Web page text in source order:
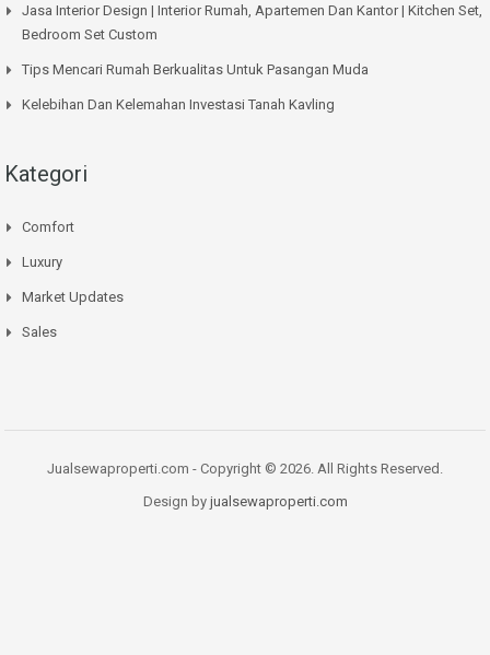
Jasa Interior Design | Interior Rumah, Apartemen Dan Kantor | Kitchen Set,
Bedroom Set Custom
Tips Mencari Rumah Berkualitas Untuk Pasangan Muda
Kelebihan Dan Kelemahan Investasi Tanah Kavling
Kategori
Comfort
Luxury
Market Updates
Sales
Jualsewaproperti.com - Copyright © 2026. All Rights Reserved.
Design by jualsewaproperti.com